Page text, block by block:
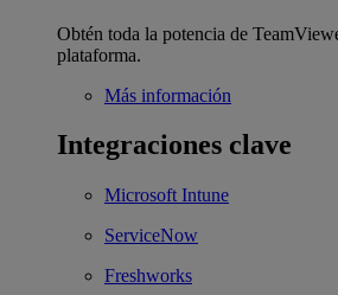
Obtén toda la potencia de
plataforma.
Más información
Integraciones clave
Microsoft Intune
ServiceNow
Freshworks